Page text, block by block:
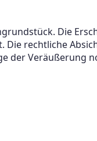
Die
rechtliche
der Veräußerung